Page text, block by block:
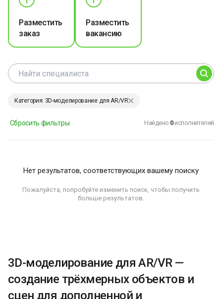
Разместить
заказ
Разместить
вакансию
Категория: 3D-моделирование для AR/VR
Сбросить фильтры Найдено 0 исполнителей
Нет результатов, соответствующих вашему поиску
Пожалуйста, попробуйте изменить поиск, чтобы получить
больше результатов.
3D-моделирование для AR/VR —
создание трёхмерных объектов и
сцен для дополненной и